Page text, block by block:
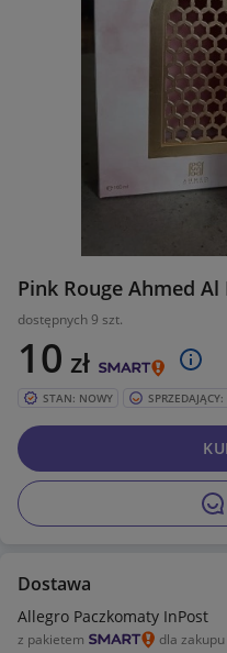
Pink Rouge Ahmed
dostępnych 9 szt.
10 zł
STAN: NOWY
Dostawa
Allegro Paczkomaty InPost
z pakietem dla zakupu